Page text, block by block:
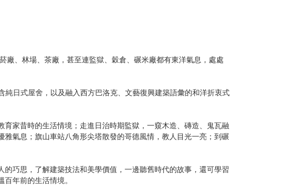
廠、林場、茶廠，甚至連監獄、穀倉、碾米廠都有東洋氣息，處處
日式屋舍，以及融入西方巴洛克、文藝復興建築語彙的和洋折衷式
家昔時的生活情境；走進日治時期監獄，一窺木造、磚造、鬼瓦融
氣息；旗山車站八角形尖塔散發的哥德風情，教人目光一亮；到碾
巧思，了解建築技法和美學價值，一邊聽舊時代的故事，還可學習
年前的生活情境。